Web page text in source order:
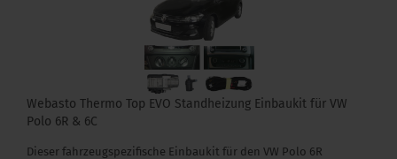
Webasto Thermo Top EVO Standheizung Einbaukit für VW
Polo 6R & 6C
Dieser fahrzeugspezifische Einbaukit für den VW Polo 6R